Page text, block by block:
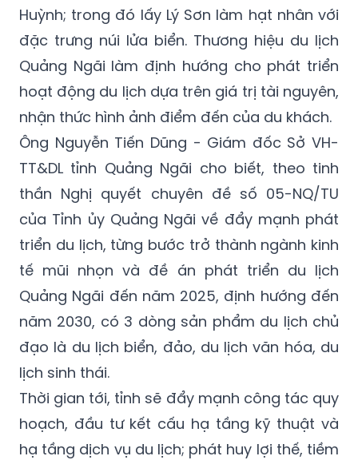
Huỳnh; trong đó lấy Lý Sơn làm hạt nhân với
đặc trưng núi lửa biển. Thương hiệu du lịch
Quảng Ngãi làm định hướng cho phát triển
hoạt động du lịch dựa trên giá trị tài nguyên,
nhận thức hình ảnh điểm đến của du khách.
Ông Nguyễn Tiến Dũng - Giám đốc Sở VH-
TT&DL tỉnh Quảng Ngãi cho biết, theo tinh
thần Nghị quyết chuyên đề số 05-NQ/TU
của Tỉnh ủy Quảng Ngãi về đẩy mạnh phát
triển du lịch, từng bước trở thành ngành kinh
tế mũi nhọn và đề án phát triển du lịch
Quảng Ngãi đến năm 2025, định hướng đến
năm 2030, có 3 dòng sản phẩm du lịch chủ
đạo là du lịch biển, đảo, du lịch văn hóa, du
lịch sinh thái.
Thời gian tới, tỉnh sẽ đẩy mạnh công tác quy
hoạch, đầu tư kết cấu hạ tầng kỹ thuật và
hạ tầng dịch vụ du lịch; phát huy lợi thế, tiềm